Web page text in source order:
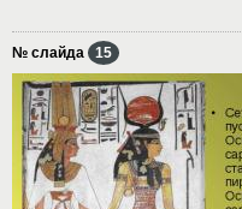
№ слайда 15